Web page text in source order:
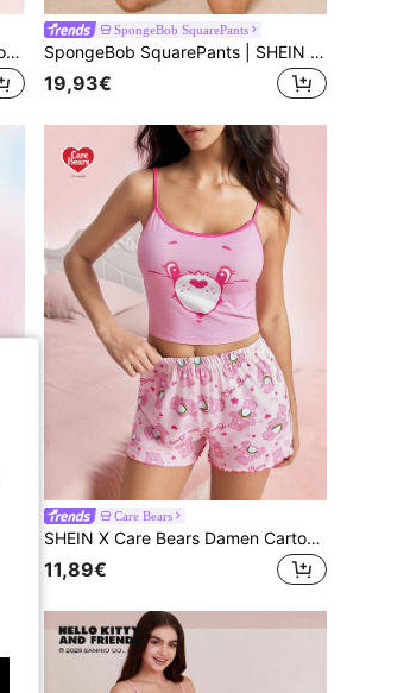
SHEIN X Care Bears Damen Cartoon Muster Trägerhemd & Hose mit elastischem Bund Pyjama Set
SpongeBob SquarePants
SpongeBob SquarePants | SHEIN Damen Cartoon-Muster Kurzarm Top und Shorts Casual Loungewear Pyjama Set
19,93€
Care Bears
SHEIN X Care Bears Damen Cartoon-Muster Camisole & Shorts Pyjama Set
11,89€